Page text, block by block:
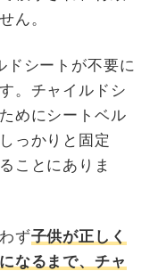
ん。
ドシートが不要に
。チャイルドシ
めにシートベル
っかりと固定
ことにありま
ず子供が正しく
なるまで、チャ